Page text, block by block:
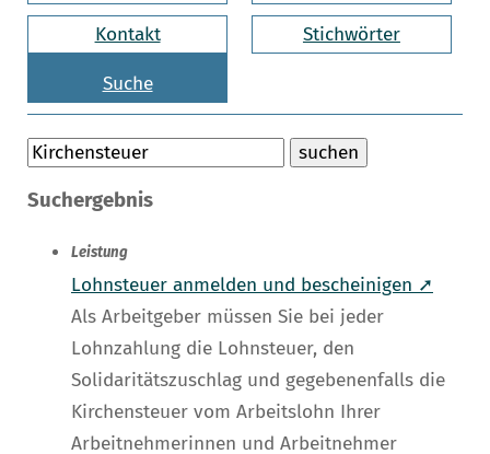
Kontakt Stichwörter
Suche
Suchergebnis
Leistung
Lohnsteuer anmelden und bescheinigen ➚
Als Arbeitgeber müssen Sie bei jeder
Lohnzahlung die Lohnsteuer, den
Solidaritätszuschlag und gegebenenfalls die
Kirchensteuer vom Arbeitslohn Ihrer
Arbeitnehmerinnen und Arbeitnehmer